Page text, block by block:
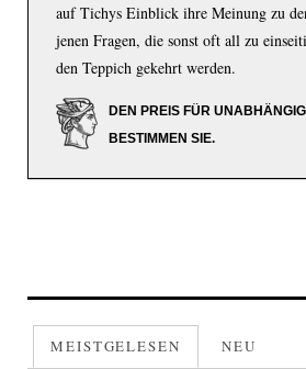
auf Tichys Einblick ihre Meinung zu
jenen Fragen, die sonst oft all zu
den Teppich gekehrt werden.
DEN PREIS FÜR
BESTIMMEN SIE.
MEISTGELESEN NEU